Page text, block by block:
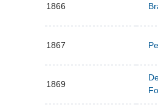
1866
1867
1869